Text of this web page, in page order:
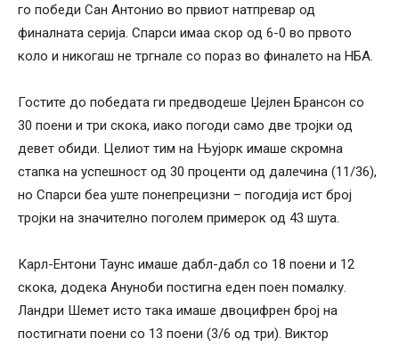
го победи Сан Антонио во првиот натпревар од
финалната серија. Спарси имаа скор од 6-0 во првото
коло и никогаш не тргнале со пораз во финалето на НБА.
Гостите до победата ги предводеше Џејлен Брансон со
30 поени и три скока, иако погоди само две тројки од
девет обиди. Целиот тим на Њујорк имаше скромна
стапка на успешност од 30 проценти од далечина (11/36),
но Спарси беа уште понепрецизни – погодија ист број
тројки на значително поголем примерок од 43 шута.
Карл-Ентони Таунс имаше дабл-дабл со 18 поени и 12
скока, додека Ануноби постигна еден поен помалку.
Ландри Шемет исто така имаше двоцифрен број на
постигнати поени со 13 поени (3/6 од три). Виктор